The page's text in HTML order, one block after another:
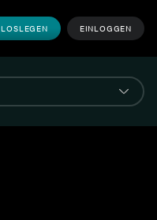
LOSLEGEN EINLOGGEN